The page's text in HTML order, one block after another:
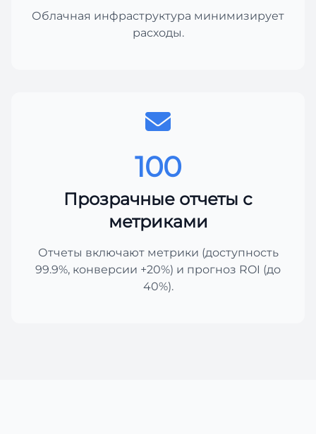
Облачная инфраструктура минимизирует
расходы.
100
Прозрачные отчеты с
метриками
Отчеты включают метрики (доступность
99.9%, конверсии +20%) и прогноз ROI (до
40%).